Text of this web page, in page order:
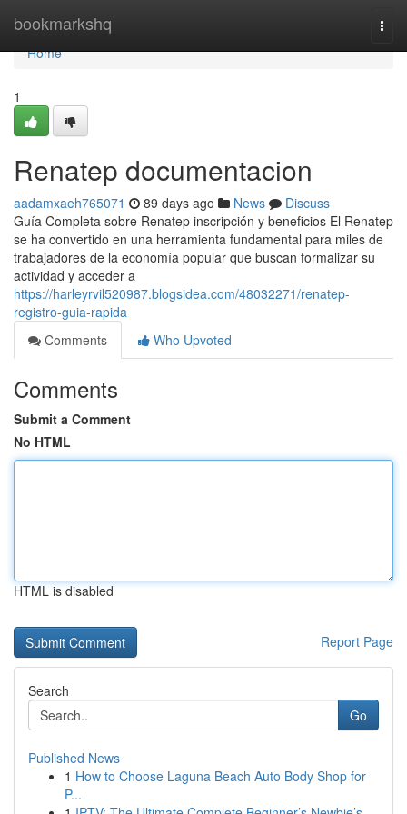
bookmarkshq
Home
Home
1
Renatep documentacion
aadamxaeh765071 89 days ago News
Discuss
Guía Completa sobre Renatep inscripción y beneficios El Renatep
se ha convertido en una herramienta fundamental para miles de
trabajadores de la economía popular que buscan formalizar su
actividad y acceder a
https://harleyrvil520987.blogsidea.com/48032271/renatep-
registro-guia-rapida
Comments
Who Upvoted
Comments
Submit a Comment
No HTML
HTML is disabled
Report Page
Search
Go
Published News
1 How to Choose Laguna Beach Auto Body Shop for
P...